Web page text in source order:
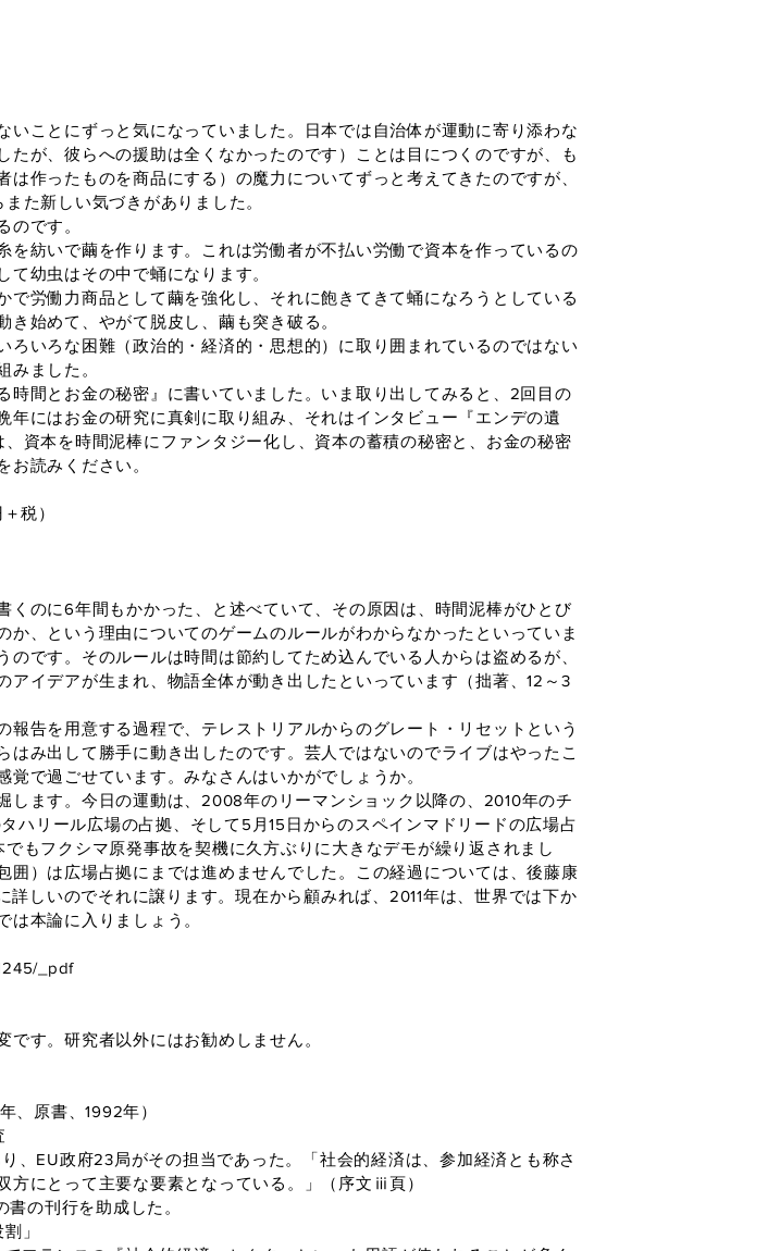
ことにずっと気になっていました。日本では自治体が運動に寄り添わな
が、彼らへの援助は全くなかったのです）ことは目につくのですが、も
作ったものを商品にする）の魔力についてずっと考えてきたのですが、
た新しい気づきがありました。
です。
紡いで繭を作ります。これは労働者が不払い労働で資本を作っているの
幼虫はその中で蛹になります。
労働力商品として繭を強化し、それに飽きてきて蛹になろうとしている
始めて、やがて脱皮し、繭も突き破る。
いろな困難（政治的・経済的・思想的）に取り囲まれているのではない
みました。
間とお金の秘密』に書いていました。いま取り出してみると、2回目の
にはお金の研究に真剣に取り組み、それはインタビュー『エンデの遺
資本を時間泥棒にファンタジー化し、資本の蓄積の秘密と、お金の秘密
読みください。
税）
のに6年間もかかった、と述べていて、その原因は、時間泥棒がひとび
、という理由についてのゲームのルールがわからなかったといっていま
です。そのルールは時間は節約してため込んでいる人からは盗めるが、
イデアが生まれ、物語全体が動き出したといっています（拙著、12～3
告を用意する過程で、テレストリアルからのグレート・リセットという
み出して勝手に動き出したのです。芸人ではないのでライブはやったこ
で過ごせています。みなさんはいかがでしょうか。
ます。今日の運動は、2008年のリーマンショック以降の、2010年のチ
ハリール広場の占拠、そして5月15日からのスペインマドリードの広場占
もフクシマ原発事故を契機に久方ぶりに大きなデモが繰り返されまし
）は広場占拠にまでは進めませんでした。この経過については、後藤康
しいのでそれに譲ります。現在から顧みれば、2011年は、世界では下か
本論に入りましょう。
_pdf
す。研究者以外にはお勧めしません。
原書、1992年）
EU政府23局がその担当であった。「社会的経済は、参加経済とも称さ
にとって主要な要素となっている。」（序文ⅲ頁）
の刊行を助成した。
」